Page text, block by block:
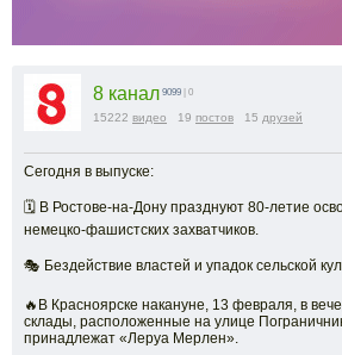
8 канал 9099 | 0
15222 видео 19 постов 15 друзей
Сегодня в выпуске:
🗓 В Ростове-на-Дону празднуют 80-летие
немецко-фашистских захватчиков.
🎭 Бездействие властей и упадок сельской
🔥В Красноярске накануне, 13 февраля, в
склады, расположенные на улице
принадлежат «Леруа Мерлен».